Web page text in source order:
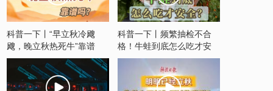
科普一下丨“早立秋冷飕
飕，晚立秋热死牛”靠谱
吗？
科普一下丨频繁抽检不合
格！牛蛙到底怎么吃才安
全？